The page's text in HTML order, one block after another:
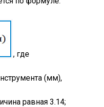
, где
(мм),
равная 3.14;